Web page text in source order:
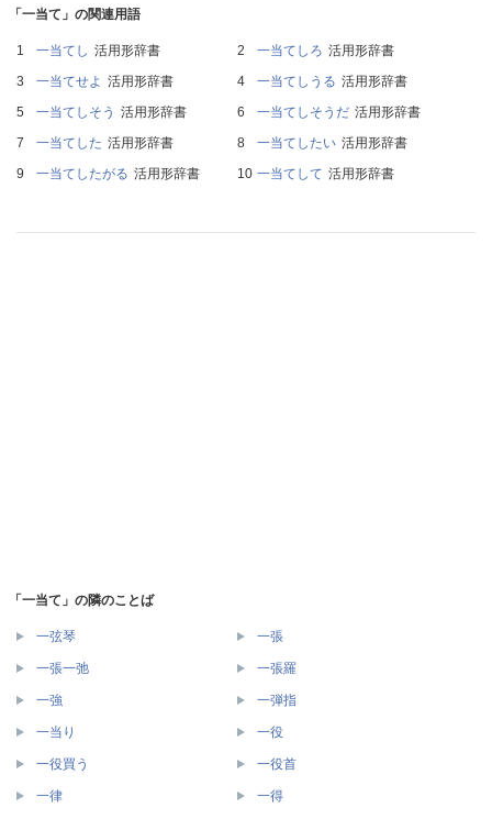
「一当て」の関連用語
一当てし 活用形辞書 一当てしろ 活用形辞書
一当てせよ 活用形辞書 一当てしうる 活用形辞書
一当てしそう 活用形辞書 一当てしそうだ 活用形辞書
一当てした 活用形辞書 一当てしたい 活用形辞書
一当てしたがる 活用形辞書 一当てして 活用形辞書
「一当て」の隣のことば
一弦琴 一張
一張一弛 一張羅
一強 一弾指
一当り 一役
一役買う 一役首
一律 一得